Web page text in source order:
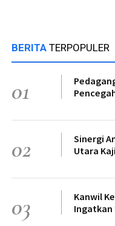
BERITA TERPOPULER
01
02
Sinergi
Utara
03
Kanwil
Ingatkan